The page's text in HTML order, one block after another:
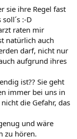
sie ihre Regel fast
:-D
raten mir
natürlich auch
darf, nicht nur
aufgrund ihres
ist?? Sie geht
immer bei uns in
die Gefahr, das
und wäre
zu hören.